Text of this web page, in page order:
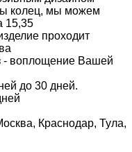
колец, мы можем
15,35
проходит
- воплощение Вашей
до 30 дней.
Краснодар, Тула,